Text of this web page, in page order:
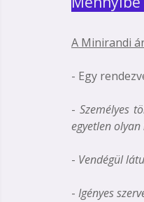
A Minirandi
- Egy
- Személyes
egyetlen
- Vendégül
- Igényes